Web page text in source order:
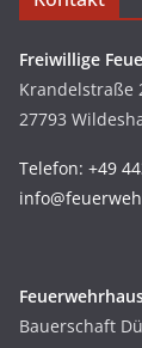
Freiwillige
Krandelstraße
27793
Telefon: +49
Bauerschaft